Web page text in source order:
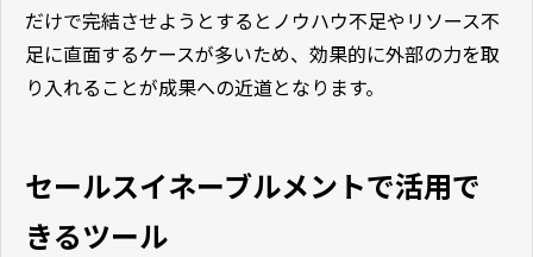
だけで完結させようとするとノウハウ不足やリソース不
足に直面するケースが多いため、効果的に外部の力を取
り入れることが成果への近道となります。
セールスイネーブルメントで活用で
きるツール